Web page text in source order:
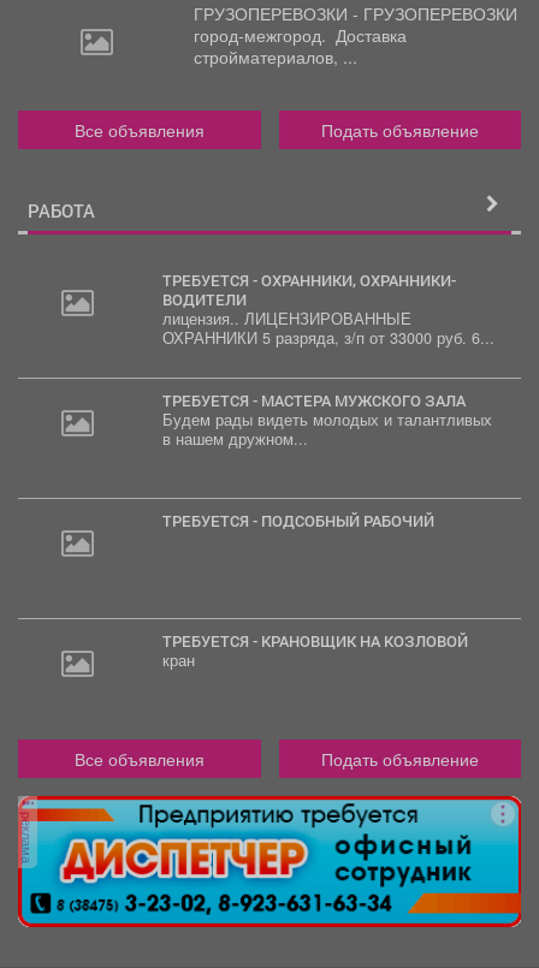
ГРУЗОПЕРЕВОЗКИ - ГРУЗОПЕРЕВОЗКИ
город-межгород. Доставка
стройматериалов, ...
Все объявления Подать объявление
РАБОТА
ТРЕБУЕТСЯ - ОХРАННИКИ, ОХРАННИКИ-
ВОДИТЕЛИ
лицензия.. ЛИЦЕНЗИРОВАННЫЕ
ОХРАННИКИ 5 разряда, з/п от 33000 руб. 6...
ТРЕБУЕТСЯ - МАСТЕРА МУЖСКОГО ЗАЛА
Будем рады видеть молодых и талантливых
в нашем дружном...
ТРЕБУЕТСЯ - ПОДСОБНЫЙ РАБОЧИЙ
ТРЕБУЕТСЯ - КРАНОВЩИК НА КОЗЛОВОЙ
кран
Все объявления Подать объявление
реклама